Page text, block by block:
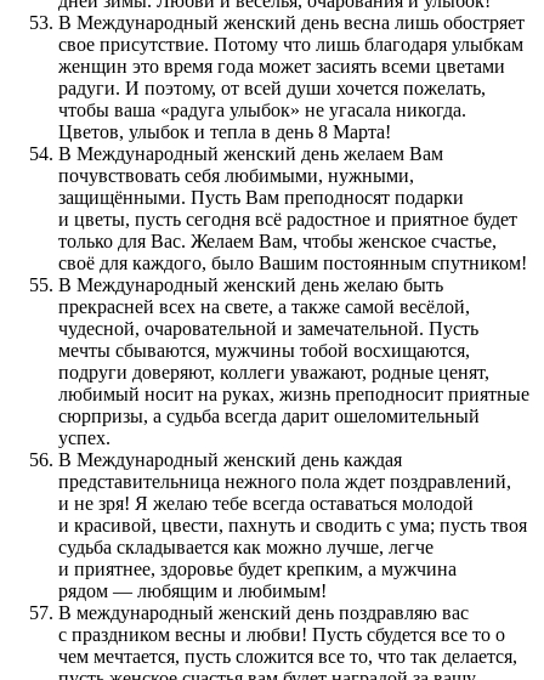
В Международный женский день весна лишь обостряет
свое присутствие. Потому что лишь благодаря улыбкам
женщин это время года может засиять всеми цветами
радуги. И поэтому, от всей души хочется пожелать,
чтобы ваша «радуга улыбок» не угасала никогда.
Цветов, улыбок и тепла в день 8 Марта!
В Международный женский день желаем Вам
почувствовать себя любимыми, нужными,
защищёнными. Пусть Вам преподносят подарки
и цветы, пусть сегодня всё радостное и приятное будет
только для Вас. Желаем Вам, чтобы женское счастье,
своё для каждого, было Вашим постоянным спутником!
В Международный женский день желаю быть
прекрасней всех на свете, а также самой весёлой,
чудесной, очаровательной и замечательной. Пусть
мечты сбываются, мужчины тобой восхищаются,
подруги доверяют, коллеги уважают, родные ценят,
любимый носит на руках, жизнь преподносит приятные
сюрпризы, а судьба всегда дарит ошеломительный
успех.
В Международный женский день каждая
представительница нежного пола ждет поздравлений,
и не зря! Я желаю тебе всегда оставаться молодой
и красивой, цвести, пахнуть и сводить с ума; пусть твоя
судьба складывается как можно лучше, легче
и приятнее, здоровье будет крепким, а мужчина
рядом — любящим и любимым!
В международный женский день поздравляю вас
с праздником весны и любви! Пусть сбудется все то о
чем мечтается, пусть сложится все то, что так делается,